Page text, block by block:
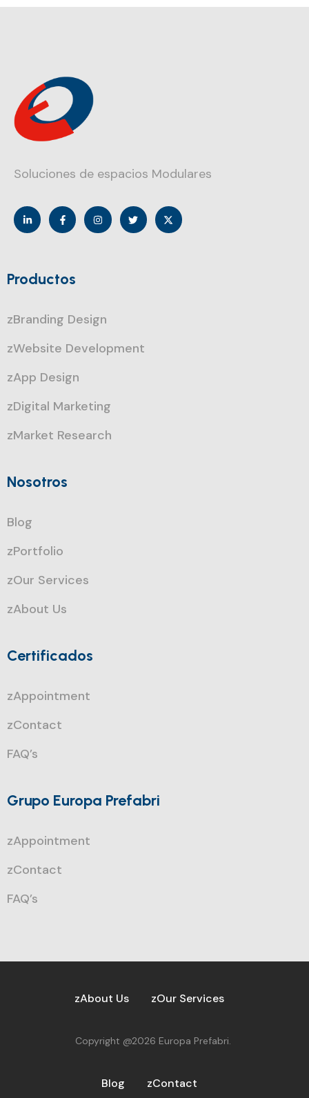
Soluciones de espacios Modulares
Productos
zBranding Design
zWebsite Development
zApp Design
zDigital Marketing
zMarket Research
Nosotros
Blog
zPortfolio
zOur Services
zAbout Us
Certificados
zAppointment
zContact
FAQ’s
Grupo Europa Prefabri
zAppointment
zContact
FAQ’s
zAbout Us zOur Services
Copyright @2026 Europa Prefabri.
Blog zContact